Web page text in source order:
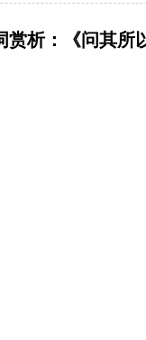
赏析：《问其所